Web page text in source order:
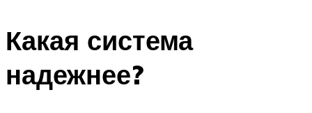
Какая система
надежнее?